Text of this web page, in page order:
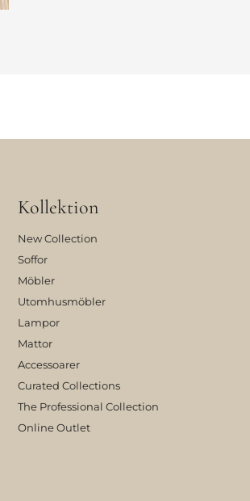
Kollektion
New Collection
Soffor
Möbler
Utomhusmöbler
Lampor
Mattor
Accessoarer
Curated Collections
The Professional Collection
Online Outlet